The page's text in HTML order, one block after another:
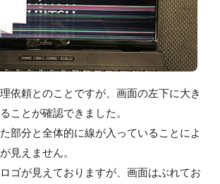
依頼とのことですが、画面の左下に大き
ことが確認できました。
部分と全体的に線が入っていることによ
見えません。
ゴが見えておりますが、画面はぶれてお